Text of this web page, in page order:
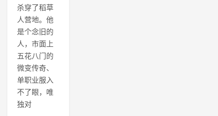
杀穿了稻草
人营地。他
是个念旧的
人，市面上
五花八门的
微变传奇、
单职业服入
不了眼，唯
独对